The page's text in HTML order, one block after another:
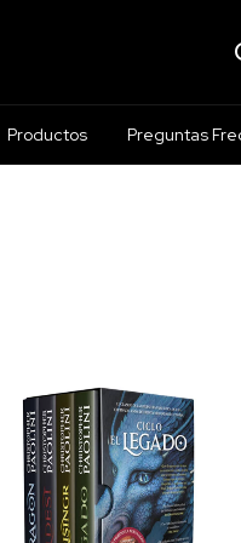
Productos Preguntas